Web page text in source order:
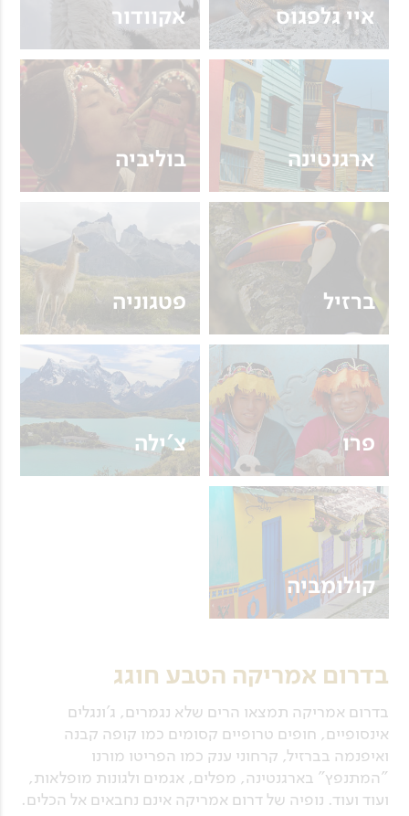
איי גלפגוס אקוודור
ארגנטינה בוליביה
ברזיל פטגוניה
פרו צ'ילה
קולומביה
בדרום אמריקה הטבע חוגג
בדרום אמריקה תמצאו הרים שלא נגמרים, ג'ונגלים
אינסופיים, חופים טרופיים קסומים כמו קופה קבנה
ואיפנמה בברזיל, קרחוני ענק כמו הפריטו מורנו
"המתנפץ" בארגנטינה, מפלים, אגמים ולגונות מופלאות,
ועוד ועוד. נופיה של דרום אמריקה אינם נחבאים אל הכלים.